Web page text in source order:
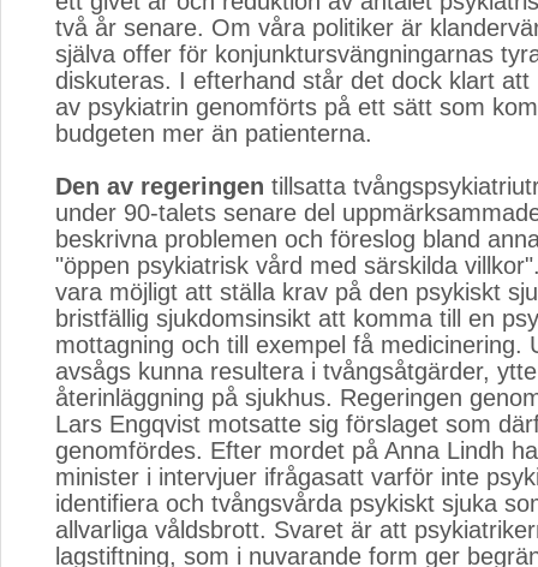
två år senare. Om våra politiker är
själva offer för konjunktursvängningarnas
diskuteras. I efterhand står det dock klart att
av psykiatrin genomförts på ett sätt som
budgeten mer än patienterna.
Den av regeringen tillsatta
under 90-talets senare del
beskrivna problemen och föreslog bland
"öppen psykiatrisk vård med särskilda
vara möjligt att ställa krav på den psykiskt
bristfällig sjukdomsinsikt att komma till en
mottagning och till exempel få medicinering.
avsågs kunna resultera i tvångsåtgärder,
återinläggning på sjukhus. Regeringen
Lars Engqvist motsatte sig förslaget som
genomfördes. Efter mordet på Anna Lindh
minister i intervjuer ifrågasatt varför inte
identifiera och tvångsvårda psykiskt sjuka
allvarliga våldsbrott. Svaret är att
lagstiftning, som i nuvarande form ger